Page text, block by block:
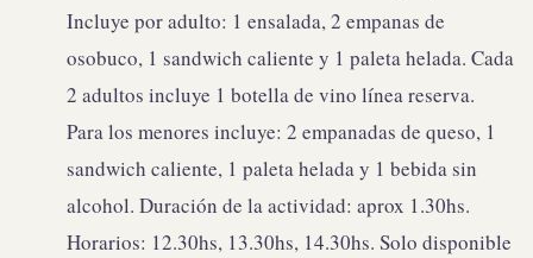
Incluye por adulto: 1 ensalada, 2 empanas de
osobuco, 1 sandwich caliente y 1 paleta helada. Cada
2 adultos incluye 1 botella de vino línea reserva.
Para los menores incluye: 2 empanadas de queso, 1
sandwich caliente, 1 paleta helada y 1 bebida sin
alcohol. Duración de la actividad: aprox 1.30hs.
Horarios: 12.30hs, 13.30hs, 14.30hs. Solo disponible